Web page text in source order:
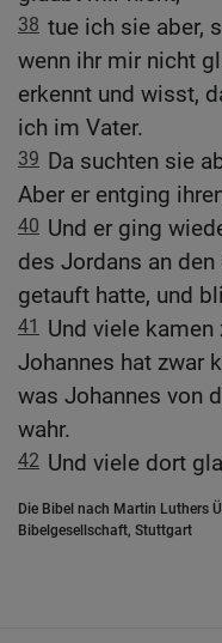
38 tue ich sie aber,
wenn ihr mir nicht
erkennt und wisst,
ich im Vater.
39 Da suchten sie
Aber er entging
40 Und er ging
des Jordans an
getauft hatte, und
41
Und viele
Johannes hat zwar
was Johannes von
wahr.
42 Und viele dort
Die Bibel nach Martin Luthers
Bibelgesellschaft, Stuttgart